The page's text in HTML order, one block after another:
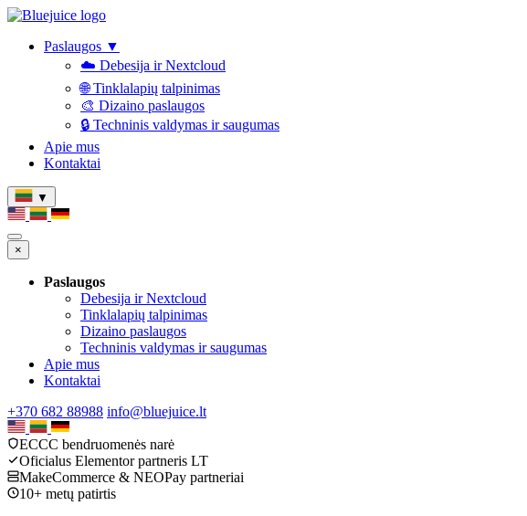
Paslaugos ▼
☁️ Debesija ir Nextcloud
🌐 Tinklalapių talpinimas
🎨 Dizaino paslaugos
🔒 Techninis valdymas ir saugumas
Apie mus
Kontaktai
▼
×
Paslaugos
Debesija ir Nextcloud
Tinklalapių talpinimas
Dizaino paslaugos
Techninis valdymas ir saugumas
Apie mus
Kontaktai
+370 682 88988 info@bluejuice.lt
ECCC bendruomenės narė
Oficialus Elementor partneris LT
MakeCommerce & NEOPay partneriai
10+ metų patirtis